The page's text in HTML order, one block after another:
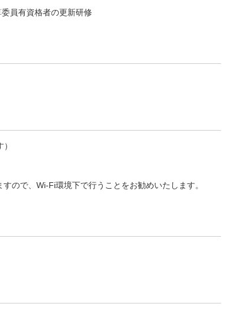
員有資格者の更新研修
ので、Wi-Fi環境下で行うことをお勧めいたします。